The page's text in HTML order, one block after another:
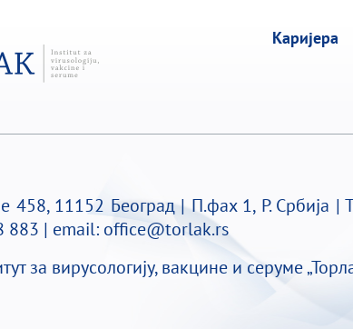
Каријера
458, 11152 Београд | П.фах 1, Р. Србија |
883 | email: office@torlak.rs
за вирусологију, вакцине и серуме